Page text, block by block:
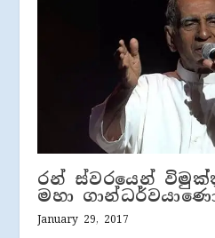
රන් ස්වරයෙන්
මහා
January 29, 2017